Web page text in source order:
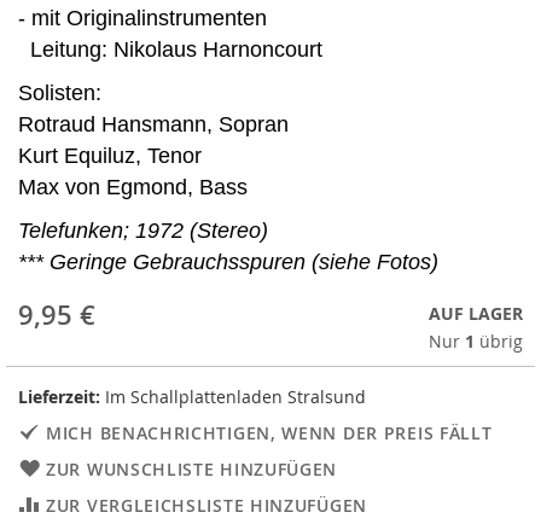
- mit Originalinstrumenten
Leitung: Nikolaus Harnoncourt
Solisten:
Rotraud Hansmann, Sopran
Kurt Equiluz, Tenor
Max von Egmond, Bass
Telefunken; 1972 (Stereo)
*** Geringe Gebrauchsspuren (siehe Fotos)
9,95 €
AUF LAGER
Nur 1 übrig
Lieferzeit: Im Schallplattenladen Stralsund
MICH BENACHRICHTIGEN, WENN DER PREIS FÄLLT
ZUR WUNSCHLISTE HINZUFÜGEN
ZUR VERGLEICHSLISTE HINZUFÜGEN